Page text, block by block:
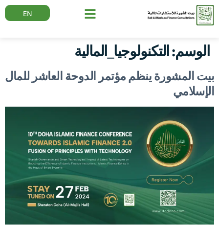
EN
الوسم: التكنولوجيا_المالية
بيت المشورة ينظم مؤتمر الدوحة العاشر للمال
الإسلامي